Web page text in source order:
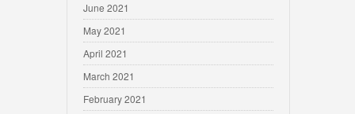
June 2021
May 2021
April 2021
March 2021
February 2021